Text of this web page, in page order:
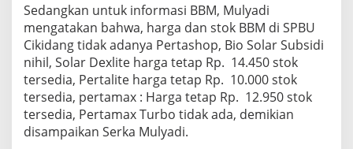
t
r
i
1
4
4
5
H
/
2
Sedangkan untuk informasi BBM, Mulyadi
mengatakan bahwa, harga dan stok BBM di SPBU
Cikidang tidak adanya Pertashop, Bio Solar Subsidi
nihil, Solar Dexlite harga tetap Rp. 14.450 stok
tersedia, Pertalite harga tetap Rp. 10.000 stok
tersedia, pertamax : Harga tetap Rp. 12.950 stok
tersedia, Pertamax Turbo tidak ada, demikian
disampaikan Serka Mulyadi.